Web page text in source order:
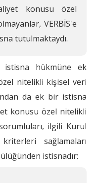
konusu özel
VERBİS'e
tutulmaktaydı.
istisna hükmüne ek
nitelikli kişisel veri
da ek bir istisna
konusu özel nitelikli
ilgili Kurul
sağlamaları
istisnadır: